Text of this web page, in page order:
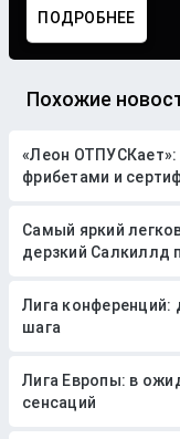
ПОДРОБНЕЕ
Похожие
«Леон ОТПУСКает»:
фрибетами и
Самый яркий
дерзкий Салкиллд
Лига конференций:
шага
Лига Европы: в
сенсаций